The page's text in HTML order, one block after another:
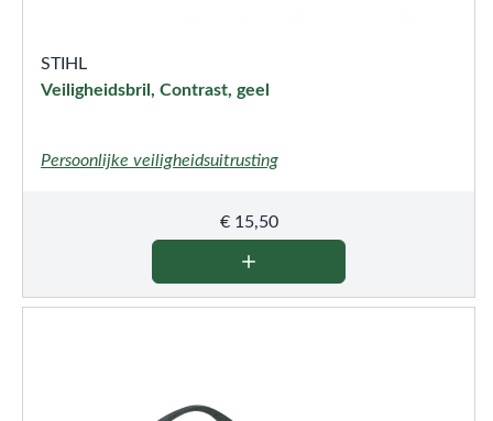
STIHL
Veiligheidsbril, Contrast, geel
Persoonlijke veiligheidsuitrusting
€15,50